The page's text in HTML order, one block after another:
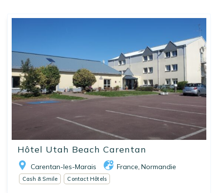
Hôtel Utah Beach Carentan
Carentan-les-Marais France Normandie
Cash & Smile Contact Hôtels